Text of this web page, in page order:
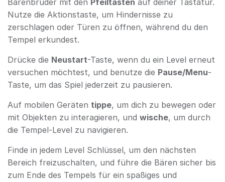
Bärenbrüder mit den Pfeiltasten auf deiner Tastatur.
Nutze die Aktionstaste, um Hindernisse zu
zerschlagen oder Türen zu öffnen, während du den
Tempel erkundest.
Drücke die Neustart-Taste, wenn du ein Level erneut
versuchen möchtest, und benutze die Pause/Menu-
Taste, um das Spiel jederzeit zu pausieren.
Auf mobilen Geräten tippe, um dich zu bewegen oder
mit Objekten zu interagieren, und wische, um durch
die Tempel-Level zu navigieren.
Finde in jedem Level Schlüssel, um den nächsten
Bereich freizuschalten, und führe die Bären sicher bis
zum Ende des Tempels für ein spaßiges und